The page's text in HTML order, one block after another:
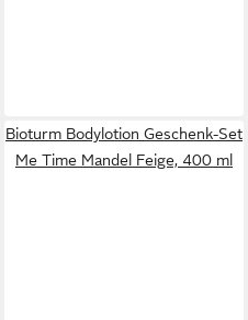
Bioturm Bodylotion Geschenk-Set
Me Time Mandel Feige, 400 ml